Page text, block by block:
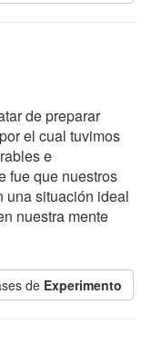
de preparar
el cual tuvimos
e
fue que nuestros
una situación ideal
nuestra mente
de Experimento